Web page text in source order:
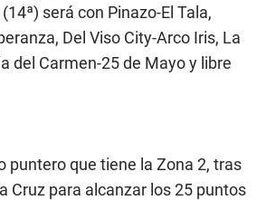
será con Pinazo-El Tala,
Del Viso City-Arco Iris, La
del Carmen-25 de Mayo y libre
puntero que tiene la Zona 2, tras
Cruz para alcanzar los 25 puntos